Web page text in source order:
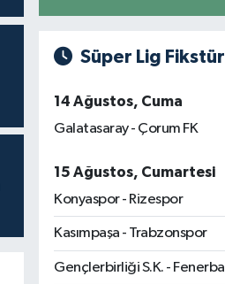
Süper Lig Fikstür
14 Ağustos, Cuma
Galatasaray - Çorum FK
15 Ağustos, Cumartesi
Konyaspor - Rizespor
Kasımpaşa - Trabzonspor
Gençlerbirliği S.K. -